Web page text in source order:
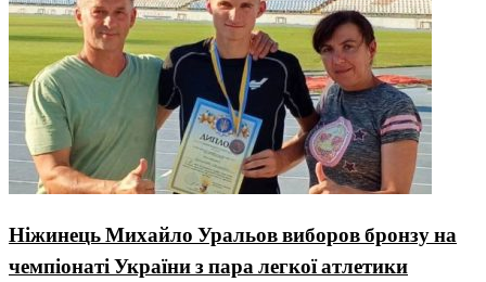
Ніжинець Михайло Уральов виборов бронзу на
чемпіонаті України з пара легкої атлетики